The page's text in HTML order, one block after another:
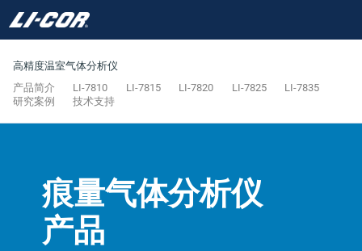
高精度温室气体分析仪
产品简介
LI-7810 LI-7815 LI-7820 LI-7825
LI-7835
研究案例
技术支持
痕量气体分析仪
产品